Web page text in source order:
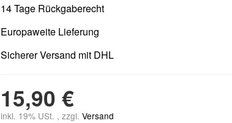
14 Tage Rückgaberecht
Europaweite Lieferung
Sicherer Versand mit DHL
15,90 €
inkl. 19% USt. , zzgl. Versand